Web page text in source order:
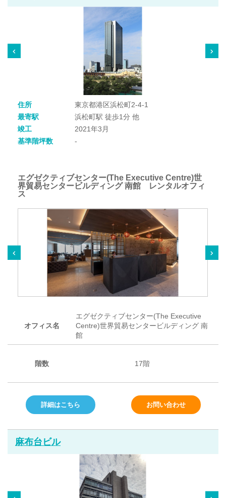
住所
東京都港区浜松町2-4-1
最寄駅
浜松町駅 徒歩1分 他
竣工
2021年3月
基準階坪数
-
エグゼクティブセンター(The Executive Centre)世
界貿易センタービルディング 南館 レンタルオフィ
ス
オフィス名
エグゼクティブセンター(The Executive
Centre)世界貿易センタービルディング 南
館
階数 17階
詳細はこちら お問い合わせ
麻布台ビル